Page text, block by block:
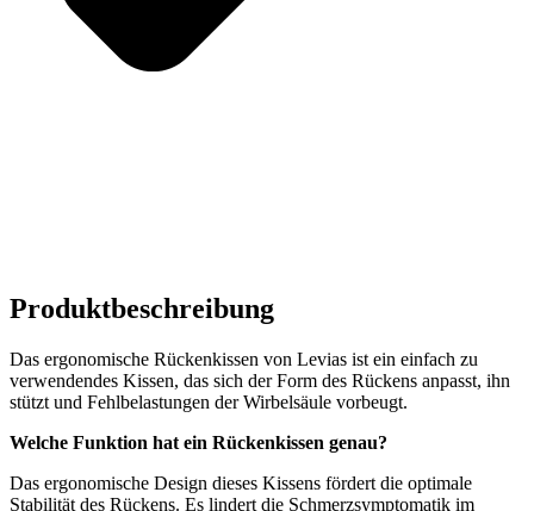
Produktbeschreibung
Das ergonomische Rückenkissen von Levias ist ein einfach zu
verwendendes Kissen, das sich der Form des Rückens anpasst, ihn
stützt und Fehlbelastungen der Wirbelsäule vorbeugt.
Welche Funktion hat ein Rückenkissen genau?
Das ergonomische Design dieses Kissens fördert die optimale
Stabilität des Rückens. Es lindert die Schmerzsymptomatik im